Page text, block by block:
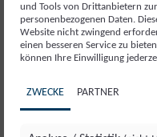
SALZBURG
und Tools von Drittanbietern
personenbezogenen Daten.
Website nicht zwingend
einen besseren Service zu
können Ihre Einwilligung
ZWECKE PARTNER